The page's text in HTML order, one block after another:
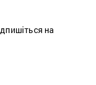
на